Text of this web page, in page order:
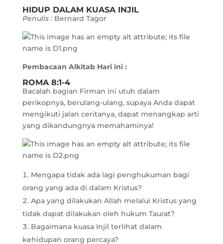
HIDUP DALAM KUASA INJIL
Penulis : Bernard Tagor
Pembacaan Alkitab Hari ini :
ROMA 8:1-4
Bacalah bagian Firman ini utuh dalam
perikopnya, berulang-ulang, supaya Anda dapat
mengikuti jalan ceritanya, dapat menangkap arti
yang dikandungnya memahaminya!
Mengapa tidak ada lagi penghukuman bagi
orang yang ada di dalam Kristus?
Apa yang dilakukan Allah melalui Kristus yang
tidak dapat dilakukan oleh hukum Taurat?
Bagaimana kuasa Injil terlihat dalam
kehidupan orang percaya?